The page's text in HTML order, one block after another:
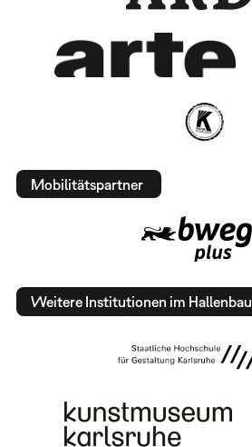
Mobilitätspartner
Weitere Institutionen im Hallenbau